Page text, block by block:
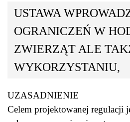
USTAWA
OGRANICZEŃ W
ZWIERZĄT ALE
WYKORZYSTANIU,
UZASADNIENIE
Celem projektowanej regulacji